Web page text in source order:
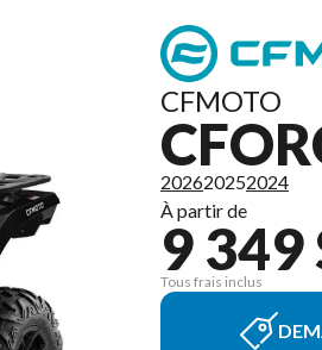
CFMOTO
202620252024
À partir de
9 349
Tous frais inclus